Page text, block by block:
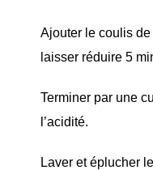
Ajouter le coulis
laisser réduire 5
Terminer par une
l’acidité.
Laver et éplucher